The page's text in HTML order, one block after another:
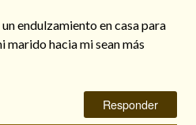
endulzamiento en casa para
marido hacia mi sean más
Responder